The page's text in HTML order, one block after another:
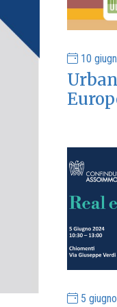
10
5